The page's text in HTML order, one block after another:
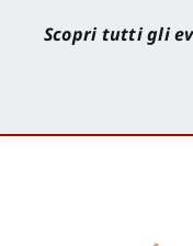
Scopri tutti gli